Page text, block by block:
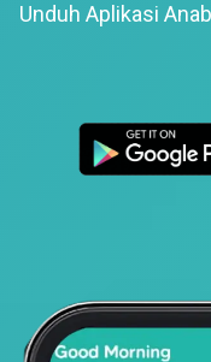
Unduh Aplikasi